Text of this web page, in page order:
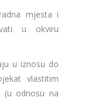
mjesta i
u okviru
u iznosu do
vlastitim
odnosu na